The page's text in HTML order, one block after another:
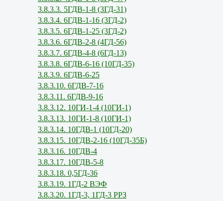
3.8.3.3. 5ГДВ-1-8 (3ГД-31)
3.8.3.4. 6ГДВ-1-16 (3ГД-2)
3.8.3.5. 6ГДВ-1-25 (3ГД-2)
3.8.3.6. 6ГДВ-2-8 (4ГД-56)
3.8.3.7. 6ГДВ-4-8 (6ГД-13)
3.8.3.8. 6ГДВ-6-16 (10ГД-35)
3.8.3.9. 6ГДВ-6-25
3.8.3.10. 6ГДВ-7-16
3.8.3.11. 6ГДВ-9-16
3.8.3.12. 10ГИ-1-4 (10ГИ-1)
3.8.3.13. 10ГИ-1-8 (10ГИ-1)
3.8.3.14. 10ГДВ-1 (10ГД-20)
3.8.3.15. 10ГДВ-2-16 (10ГД-35Б)
3.8.3.16. 10ГДВ-4
3.8.3.17. 10ГДВ-5-8
3.8.3.18. 0,5ГД-36
3.8.3.19. 1ГД-2 ВЭФ
3.8.3.20. 1ГД-3, 1ГД-3 РРЗ